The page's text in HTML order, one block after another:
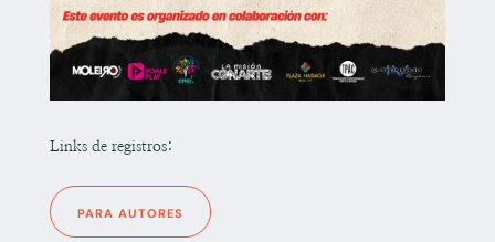
Links de registros:
PARA AUTORES